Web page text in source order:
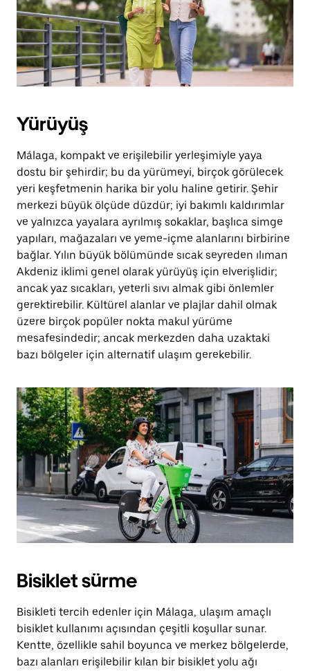
Yürüyüş
Málaga, kompakt ve erişilebilir yerleşimiyle yaya
dostu bir şehirdir; bu da yürümeyi, birçok görülecek
yeri keşfetmenin harika bir yolu haline getirir. Şehir
merkezi büyük ölçüde düzdür; iyi bakımlı kaldırımlar
ve yalnızca yayalara ayrılmış sokaklar, başlıca simge
yapıları, mağazaları ve yeme-içme alanlarını birbirine
bağlar. Yılın büyük bölümünde sıcak seyreden ılıman
Akdeniz iklimi genel olarak yürüyüş için elverişlidir;
ancak yaz sıcakları, yeterli sıvı almak gibi önlemler
gerektirebilir. Kültürel alanlar ve plajlar dahil olmak
üzere birçok popüler nokta makul yürüme
mesafesindedir; ancak merkezden daha uzaktaki
bazı bölgeler için alternatif ulaşım gerekebilir.
Bisiklet sürme
Bisikleti tercih edenler için Málaga, ulaşım amaçlı
bisiklet kullanımı açısından çeşitli koşullar sunar.
Kentte, özellikle sahil boyunca ve merkez bölgelerde,
bazı alanları erişilebilir kılan bir bisiklet yolu ağı